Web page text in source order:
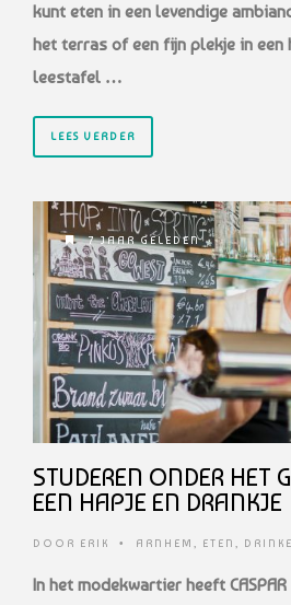
kunt eten in een levendige
het terras of een fijn plekje in een
leestafel …
LEES VERDER
7 JAAR GELEDEN
STUDEREN ONDER HET
EEN HAPJE EN DRANKJE
DOOR ERIK • ARNHEM , ETEN,
In het modekwartier heeft